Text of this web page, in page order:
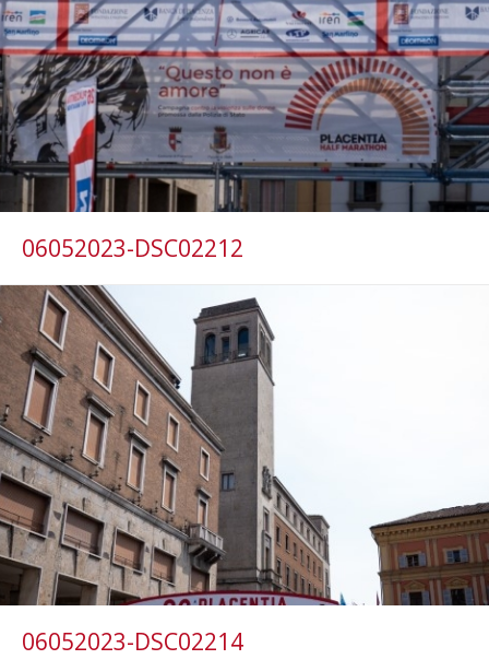
06052023-DSC02212
06052023-DSC02214